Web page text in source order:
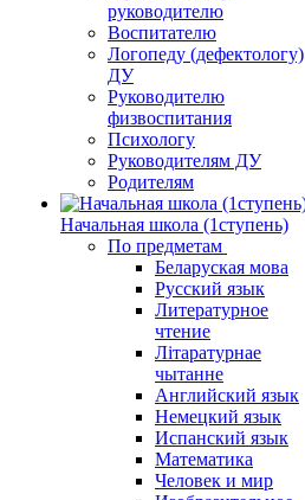
руководителю
Воспитателю
Логопеду (дефектологу)
ДУ
Руководителю
физвоспитания
Психологу
Руководителям ДУ
Родителям
Начальная школа (1ступень)
По предметам
Беларуская мова
Русский язык
Литературное
чтение
Літаратурнае
чытанне
Английский язык
Немецкий язык
Испанский язык
Математика
Человек и мир